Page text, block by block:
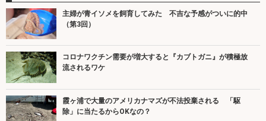
主婦が青イソメを飼育してみた 不吉な予感がついに的中
（第3回）
コロナワクチン需要が増大すると『カブトガニ』が積極放
流されるワケ
霞ヶ浦で大量のアメリカナマズが不法投棄される 「駆
除」に当たるからOKなの？